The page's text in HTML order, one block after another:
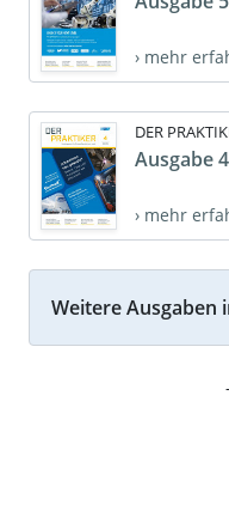
› mehr
DER
Ausgabe
› mehr
Weitere Ausgaben